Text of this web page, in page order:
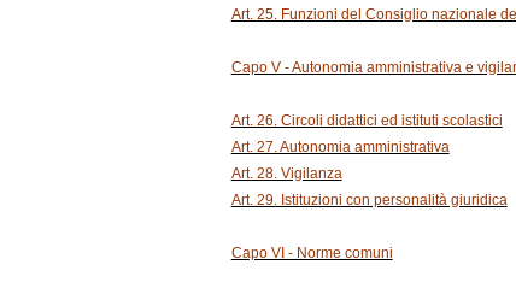
Art. 25. Funzioni del Consiglio nazionale
Capo V - Autonomia amministrativa e
Art. 26. Circoli didattici ed istituti scolastici
Art. 27. Autonomia amministrativa
Art. 28. Vigilanza
Art. 29. Istituzioni con personalità giuridica
Capo VI - Norme comuni